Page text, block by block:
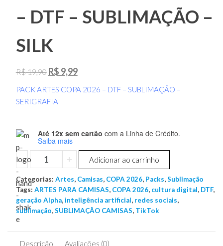
– DTF – SUBLIMAÇÃO –
SILK
R$19,90 O
preço
original
R$ 9,99O
preço
PACK ARTES COPA 2026 – DTF – SUBLIMAÇÃO –
SERIGRAFIA
Até 12x sem cartão com a Linha de Crédito.
Saiba mais
-
PACK
ARTES
COPA
DO
MUNDO
NEYMAR
+ Adicionar ao carrinho
Categorias: Artes, Camisas, COPA 2026, Packs,Sublimação
Tags: ARTES PARA CAMISAS, COPA 2026, cultura digital, DTF,
geração Alpha,inteligência artificial, redes sociais,
sublimação,SUBLIMAÇÃO CAMISAS, TikTok
Descrição Avaliações (0)